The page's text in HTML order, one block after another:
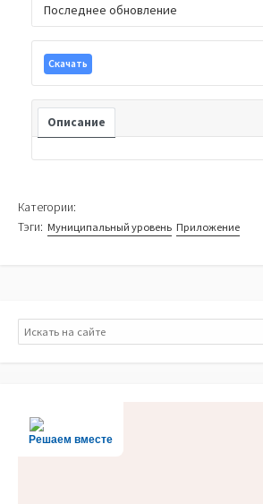
Последнее обновление
Скачать
Описание
Категории:
Тэги: Муниципальный уровень Приложение
Поиск
Решаем вместе